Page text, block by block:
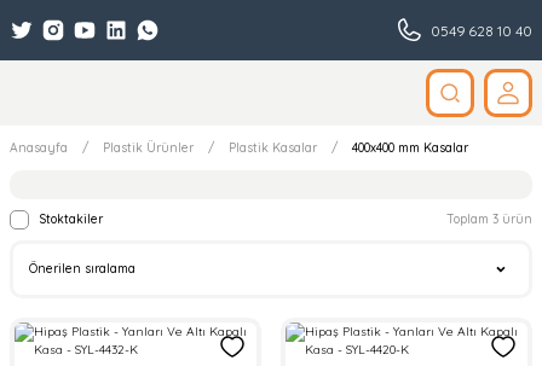
0549 628 10 40
Anasayfa Plastik Ürünler Plastik Kasalar 400x400 mm Kasalar
Stoktakiler Toplam 3 ürün